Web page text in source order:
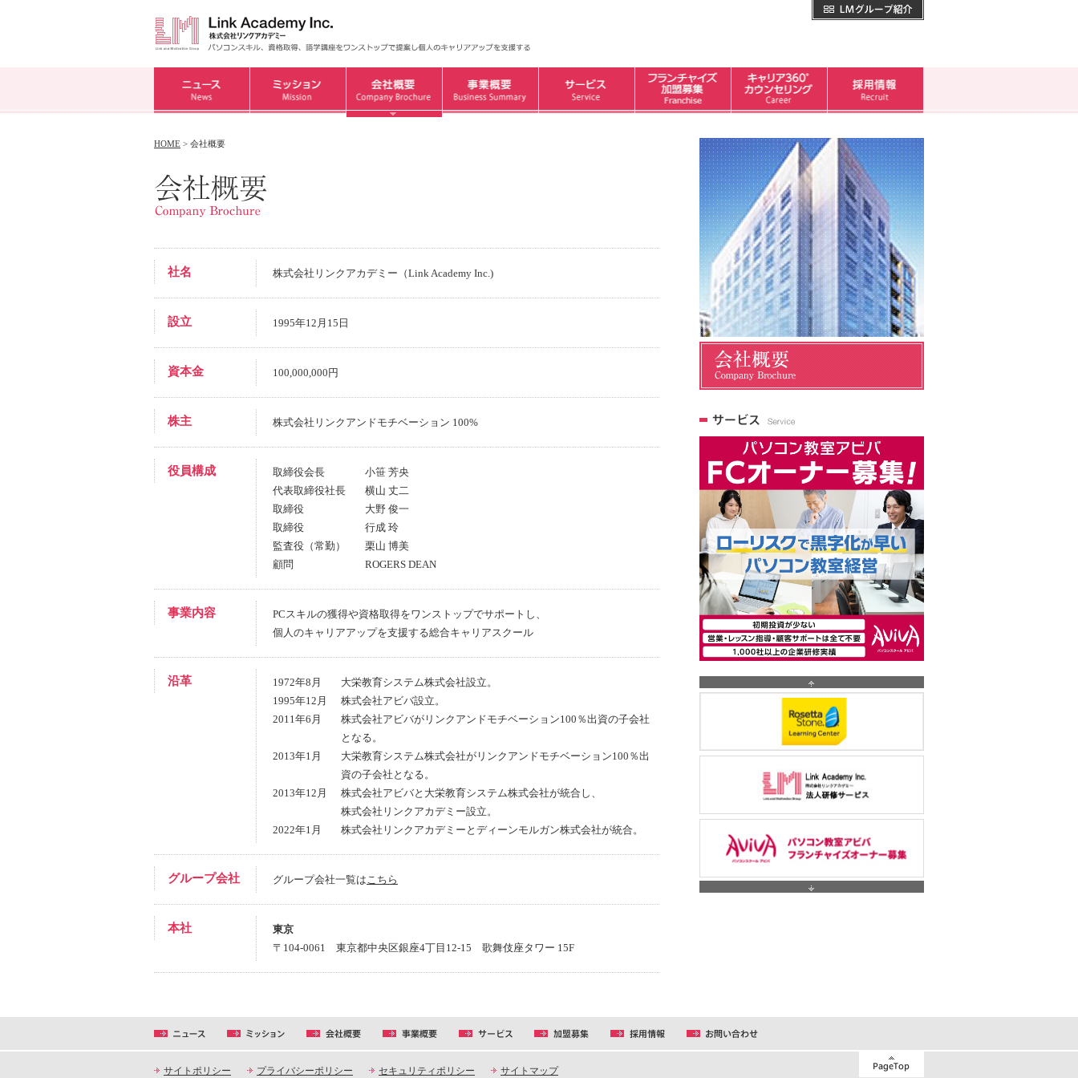
HOME > 会社概要
社名 株式会社リンクアカデミー（Link Academy Inc.)
設立 1995年12月15日
資本金 100,000,000円
株主 株式会社リンクアンドモチベーション 100%
役員構成 取締役会長
小笹 芳央
代表取締役社長
横山 丈二
取締役
大野 俊一
取締役
行成 玲
監査役（常勤）
栗山 博美
顧問
ROGERS DEAN
事業内容
PCスキルの獲得や資格取得をワンストップでサポートし、
個人のキャリアアップを支援する総合キャリアスクール
沿革 1972年8月
大栄教育システム株式会社設立。
1995年12月
株式会社アビバ設立。
2011年6月
株式会社アビバがリンクアンドモチベーション100％出資の子会社
となる。
2013年1月
大栄教育システム株式会社がリンクアンドモチベーション100％出
資の子会社となる。
2013年12月
株式会社アビバと大栄教育システム株式会社が統合し、
株式会社リンクアカデミー設立。
2022年1月
株式会社リンクアカデミーとディーンモルガン株式会社が統合。
グループ会社 グループ会社一覧はこちら
本社
東京
〒104-0061 東京都中央区銀座4丁目12-15 歌舞伎座タワー 15F
サイトポリシー プライバシーポリシー セキュリティポリシー サイトマップ